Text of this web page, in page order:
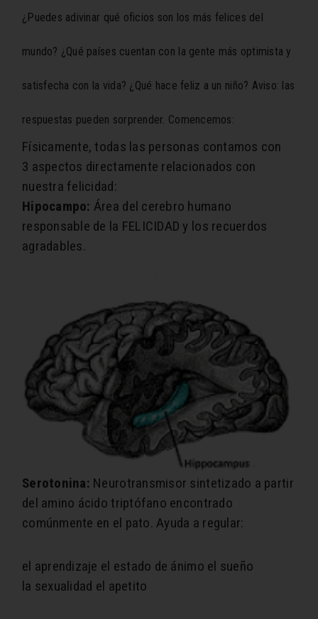
¿Puedes adivinar qué oficios son los más felices del
mundo? ¿Qué países cuentan con la gente más optimista y
satisfecha con la vida? ¿Qué hace feliz a un niño? Aviso: las
respuestas pueden sorprender. Comencemos:
Físicamente, todas las personas contamos con
3 aspectos directamente relacionados con
nuestra felicidad:
Hipocampo: Área del cerebro humano
responsable de la FELICIDAD y los recuerdos
agradables.
Serotonina: Neurotransmisor sintetizado a partir
del amino ácido triptófano encontrado
comúnmente en el pato. Ayuda a regular:
el aprendizaje el estado de ánimo el sueño
la sexualidad el apetito